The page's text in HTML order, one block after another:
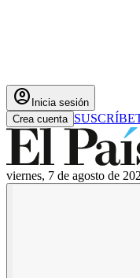
account_circle Inicia sesión
Crea cuenta
viernes, 7 de agosto de